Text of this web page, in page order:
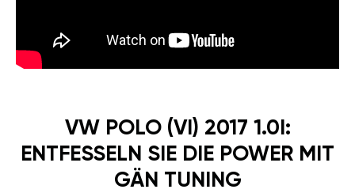
VW POLO (VI) 2017 1.0I:
ENTFESSELN SIE DIE POWER MIT
GÄN TUNING